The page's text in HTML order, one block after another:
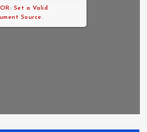
Set a Valid
Source.